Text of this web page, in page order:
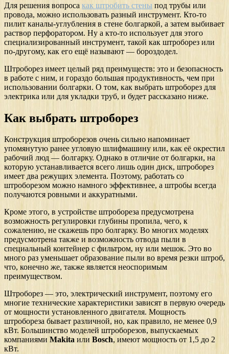
Для решения вопроса как штробить стены под трубы или
провода, можно использовать разный инструмент. Кто-то
пилит каналы-углубления в стене болгаркой, а затем выбивает
раствор перфоратором. Ну а кто-то использует для этого
специализированный инструмент, такой как штроборез или
по-другому, как его ещё называют — бороздодел.
Штроборез имеет целый ряд преимуществ: это и безопасность
в работе с ним, и гораздо большая продуктивность, чем при
использовании болгарки. О том, как выбрать штроборез для
электрика или для укладки труб, и будет рассказано ниже.
Как выбрать штроборез
Конструкция штроборезов очень сильно напоминает
упомянутую ранее угловую шлифмашину или, как её окрестил
рабочий люд — болгарку. Однако в отличие от болгарки, на
которую устанавливается всего лишь один диск, штроборез
имеет два режущих элемента. Поэтому, работать со
штроборезом можно намного эффективнее, а штробы всегда
получаются ровными и аккуратными.
Кроме этого, в устройстве штробореза предусмотрена
возможность регулировки глубины пропила, чего, к
сожалению, не скажешь про болгарку. Во многих моделях
предусмотрена также и возможность отвода пыли в
специальный контейнер с фильтром, ну или мешок. Это во
много раз уменьшает образование пыли во время резки штроб,
что, конечно же, также является неоспоримым
преимуществом.
Штроборез — это, электрический инструмент, поэтому его
многие технические характеристики зависят в первую очередь
от мощности установленного двигателя. Мощность
штробореза бывает различной, но, как правило, не менее 0,9
кВт. Большинство моделей штроборезов, выпускаемых
компаниями Makita или Bosсh, имеют мощность от 1,5 до 2
кВт.